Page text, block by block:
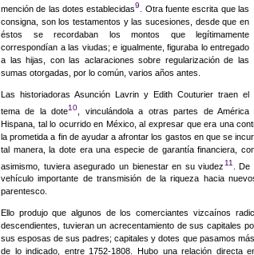
mención de las dotes establecidas9
. Otra fuente escrita que las
consigna, son los testamentos y las sucesiones, desde que en
éstos se recordaban los montos que legítimamente
correspondían a las viudas; e igualmente, figuraba lo entregado
a las hijas, con las aclaraciones sobre regularización de las
sumas otorgadas, por lo común, varios años antes.
Las historiadoras Asunción Lavrin y Edith Couturier traen el
tema de la dote10 , vinculándola a otras partes de América
Hispana, tal lo ocurrido en México, al expresar que era una
la prometida a fin de ayudar a afrontar los gastos en que se
tal manera, la dote era una especie de garantía financiera,
asimismo, tuviera asegurado un bienestar en su viudez 11
.
vehículo importante de transmisión de la riqueza hacia
parentesco.
Ello produjo que algunos de los comerciantes vizcaínos
descendientes, tuvieran un acrecentamiento de sus capitales
sus esposas de sus padres; capitales y dotes que pasamos
de lo indicado, entre 1752-1808. Hubo una relación directa